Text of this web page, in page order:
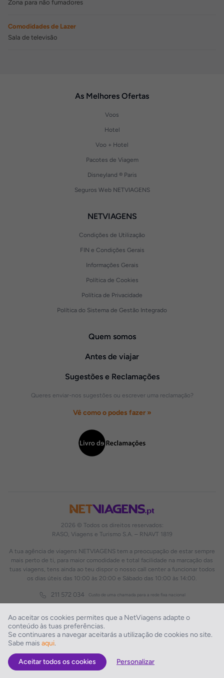
Zona para não fumadores
Comodidades de Lazer
Sala de televisão
Ao aceitar os cookies permites que a NetViagens adapte o
conteúdo às tuas preferências.
Se continuares a navegar aceitarás a utilização de cookies no site.
Sabe mais aqui.
Aceitar todos os cookies Personalizar
2026 © Todos os direitos reservados:
RASO, Viagens e Turismo S.A. – RNAVT 1819
A tua agência de viagens NETVIAGENS tem a preocupação de estar sempre
mais perto de ti, para maior comodidade e total facilidade na marcação das
tuas viagens, tens ainda ao teu dispor o nosso call center a funcionar todos
os dias úteis das 10:00 às 20:00 e Sábado das 10:00 às 14:00.
211 572 034 Custo de uma chamada para a rede fixa nacional
As Melhores Ofertas
Voos
Hotel
Voo + Hotel
Pacotes de Viagem
Disneyland ® Paris
Seguros Web NETVIAGENS
NETVIAGENS
Condições de Utilização
FIN e Condições Gerais
Informações Gerais
Política de Cookies
Política de Privacidade
Política do Sistema de Gestão Integrado
Quem somos
Antes de viajar
Sugestões e Reclamações
Queres enviar-nos sugestões ou escrever uma reclamação?
Vê como o podes fazer »